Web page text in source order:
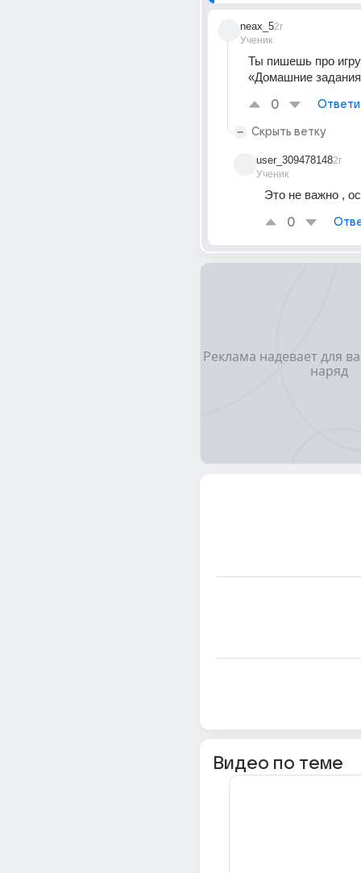
neax_5
Ученик
2г
Ты пишешь про
«Домашние
0
Скрыть ветку
user_309478148
Ученик
2г
Это не важно ,
0
Видео по теме